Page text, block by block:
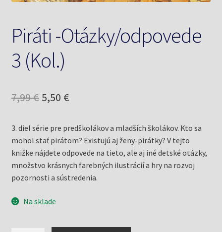
Piráti -Otázky/odpovede
3 (Kol.)
7,99€ Pôvodná
bola:
7,99 €.
5,50 €Aktuálna
je:
5,50 €.
3. diel série pre predškolákov a mladších školákov. Kto sa
mohol stať pirátom? Existujú aj ženy-pirátky? V tejto
knižke nájdete odpovede na tieto, ale aj iné detské otázky,
množstvo krásnych farebných ilustrácií a hry na rozvoj
pozornosti a sústredenia.
Na sklade